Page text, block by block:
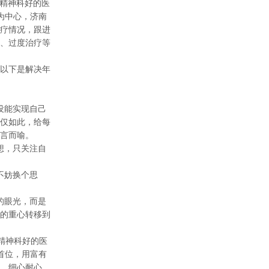
神科好的医
中心，济南
情况，跟进
过度治疗等
下是解决年
实现自己
如此，给每
而喻。
只关注自
换个思
光，而是
重心转移到
神科好的医
位，用富有